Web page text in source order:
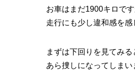
お車はまだ1900キロで
走行にも少し違和感を
まずは下回りを見てみ
あら捜しになってしまい